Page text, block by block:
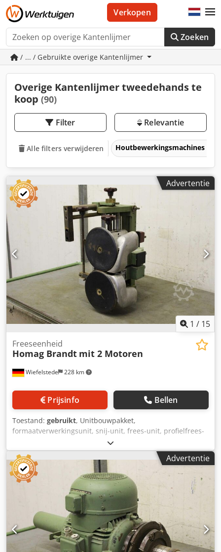
Zoeken
Verkopen
/ ... / Gebruikte overige Kantenlijmer
Overige Kantenlijmer tweedehands te
koop (90)
Filter Relevantie
Alle filters verwijderen Houtbewerkingsmachines
Advertentie
1 / 15
Wiefelstede 228 km
Freeseenheid
Homag Brandt mit 2 Motoren
Prijsinfo Bellen
Toestand: gebruikt, Unitbouwpakket,
formaatverwerkingsunit, snij-unit, frees-unit, profielfrees-
unit, voegfrees-unit, trim-unit, dubbelkante profiler,
kantbewerkingsmachine, scoremotor, hakselmotor,
freesmotor voor kantbewerkingsmachine Csdpfx Alsgy
Dbhecerf -Fabrikant: Homag, freesunit van
kantenaanzetmachine BRANDT KM 36 -Motor: 2x Homag
type LF-55L 0,55 kW / 12000 rpm -Voltage: 220V / 200 Hz -
Afmetingen: 500/350 / H570 mm -Gewicht: 55 kg
Advertentie